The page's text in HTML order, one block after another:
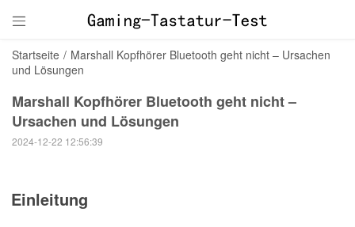

Startseite / Marshall Kopfhörer Bluetooth geht nicht – Ursachen
und Lösungen
Marshall Kopfhörer Bluetooth geht nicht –
Ursachen und Lösungen
2024-12-22 12:56:39
Einleitung